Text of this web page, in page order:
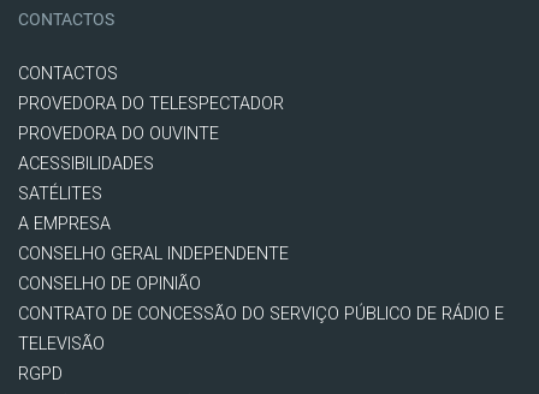
CONTACTOS
CONTACTOS
PROVEDORA DO TELESPECTADOR
PROVEDORA DO OUVINTE
ACESSIBILIDADES
SATÉLITES
A EMPRESA
CONSELHO GERAL INDEPENDENTE
CONSELHO DE OPINIÃO
CONTRATO DE CONCESSÃO DO SERVIÇO PÚBLICO DE RÁDIO E
TELEVISÃO
RGPD